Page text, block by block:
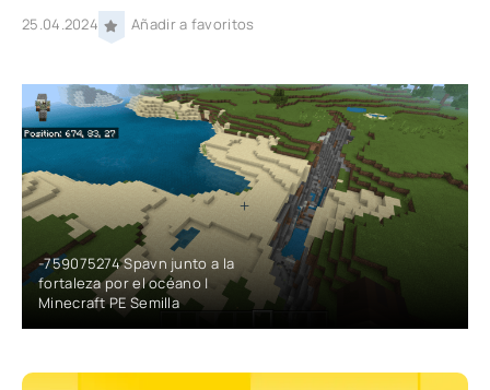
25.04.2024 Añadir a favoritos
-759075274 Spavn junto a la
fortaleza por el océano |
Minecraft PE Semilla